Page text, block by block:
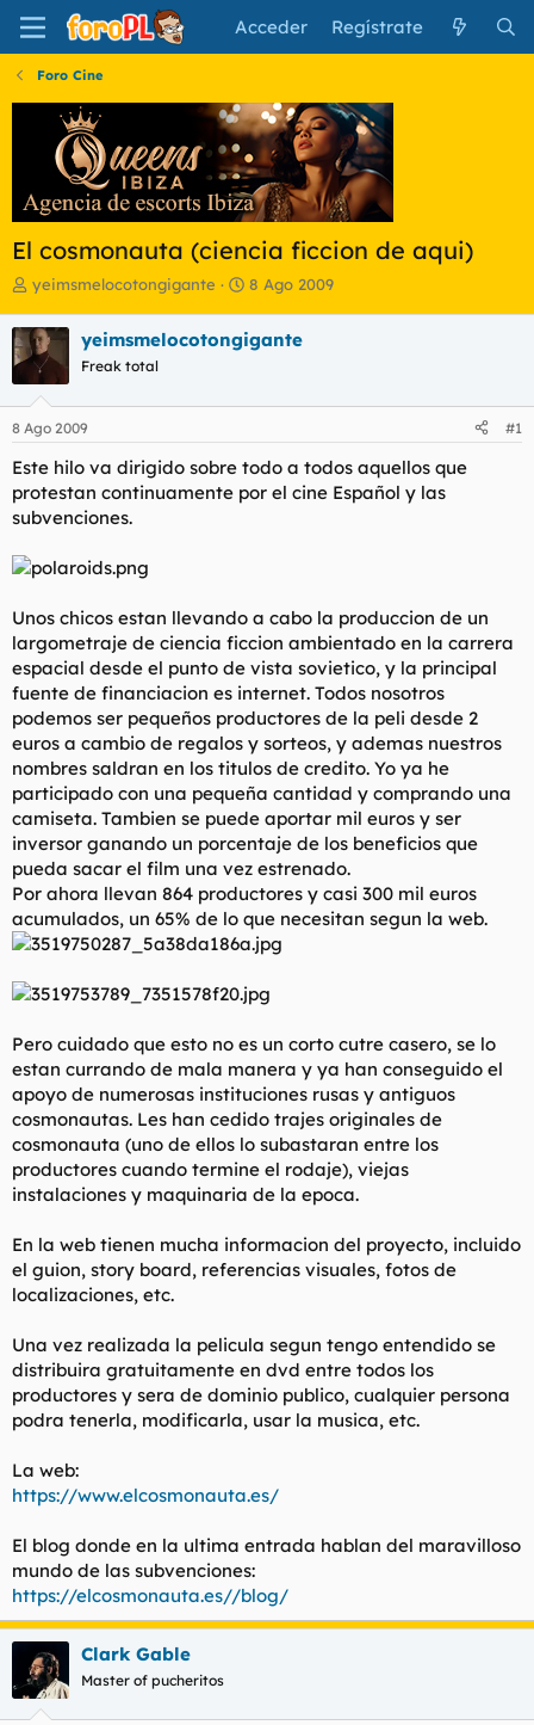
Acceder Regístrate
Foro Cine
El cosmonauta (ciencia ficcion de aqui)
I
i
c
a
d
o
d
e
l
e
m
yeimsmelocotongigante
F
h
e
i
c
8 Ago 2009
yeimsmelocotongigante
Freak total
8 Ago 2009 #1
Este hilo va dirigido sobre todo a todos aquellos que
protestan continuamente por el cine Español y las
subvenciones.
Unos chicos estan llevando a cabo la produccion de un
largometraje de ciencia ficcion ambientado en la carrera
espacial desde el punto de vista sovietico, y la principal
fuente de financiacion es internet. Todos nosotros
podemos ser pequeños productores de la peli desde 2
euros a cambio de regalos y sorteos, y ademas nuestros
nombres saldran en los titulos de credito. Yo ya he
participado con una pequeña cantidad y comprando una
camiseta. Tambien se puede aportar mil euros y ser
inversor ganando un porcentaje de los beneficios que
pueda sacar el film una vez estrenado.
Por ahora llevan 864 productores y casi 300 mil euros
acumulados, un 65% de lo que necesitan segun la web.
Pero cuidado que esto no es un corto cutre casero, se lo
estan currando de mala manera y ya han conseguido el
apoyo de numerosas instituciones rusas y antiguos
cosmonautas. Les han cedido trajes originales de
cosmonauta (uno de ellos lo subastaran entre los
productores cuando termine el rodaje), viejas
instalaciones y maquinaria de la epoca.
En la web tienen mucha informacion del proyecto, incluido
el guion, story board, referencias visuales, fotos de
localizaciones, etc.
Una vez realizada la pelicula segun tengo entendido se
distribuira gratuitamente en dvd entre todos los
productores y sera de dominio publico, cualquier persona
podra tenerla, modificarla, usar la musica, etc.
La web:
https://www.elcosmonauta.es/
El blog donde en la ultima entrada hablan del maravilloso
mundo de las subvenciones:
https://elcosmonauta.es//blog/
Clark Gable
Master of pucheritos